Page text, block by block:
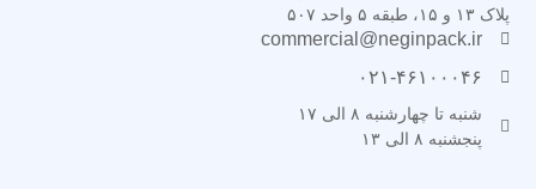
پلاک ۱۳ و ۱۵، طبقه ۵ واحد ۵۰۷
commercial@neginpack.ir
۰۲۱-۴۶۱۰۰۰۴۶
شنبه تا چهارشنبه ۸ الی ۱۷
پنجشنبه ۸ الی ۱۳